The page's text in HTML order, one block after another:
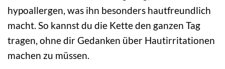
hypoallergen, was ihn besonders hautfreundlich
macht. So kannst du die Kette den ganzen Tag
tragen, ohne dir Gedanken über Hautirritationen
machen zu müssen.